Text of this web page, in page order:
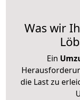
Was wir
Ein
die Last zu